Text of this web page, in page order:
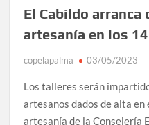
El Cabildo arranca
artesanía en los
copelapalma 03/05/2023
Los talleres serán
artesanos dados de alta en
artesanía de la Consejería